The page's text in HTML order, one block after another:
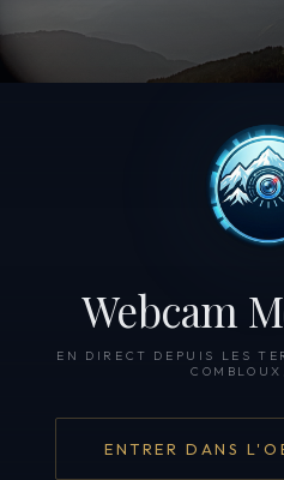
Webcam
EN DIRECT DEPUIS LES
ENTRER DANS